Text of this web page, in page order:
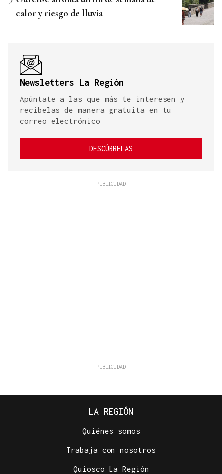
calor y riesgo de lluvia
Newsletters La Región
Apúntate a las que más te interesen y
recíbelas de manera gratuita en tu
correo electrónico
DESCÚBRELAS
LA REGIÓN
Quiénes somos
Trabaja con nosotros
Quiosco La Región